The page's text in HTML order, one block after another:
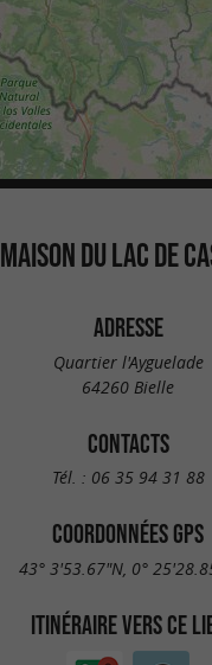
MAISON DU LAC DE
ADRESSE
Quartier l'Ayguelade
64260 Bielle
CONTACTS
Tél. : 06 35 94 31 88
COORDONNÉES GPS
43° 3'53.67"N, 0°
ITINÉRAIRE VERS CE